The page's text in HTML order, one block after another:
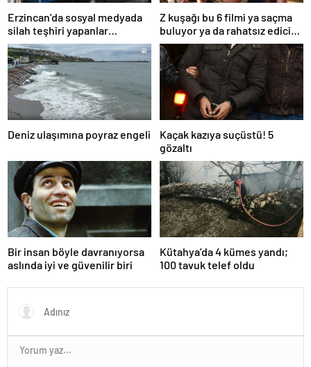
Erzincan’da sosyal medyada
silah teşhiri yapanlar
yakalandı
Z kuşağı bu 6 filmi ya saçma
buluyor ya da rahatsız edici
ve toksik!
Deniz ulaşımına poyraz engeli
Kaçak kazıya suçüstü! 5
gözaltı
Bir insan böyle davranıyorsa
aslında iyi ve güvenilir biri
Kütahya’da 4 kümes yandı;
100 tavuk telef oldu